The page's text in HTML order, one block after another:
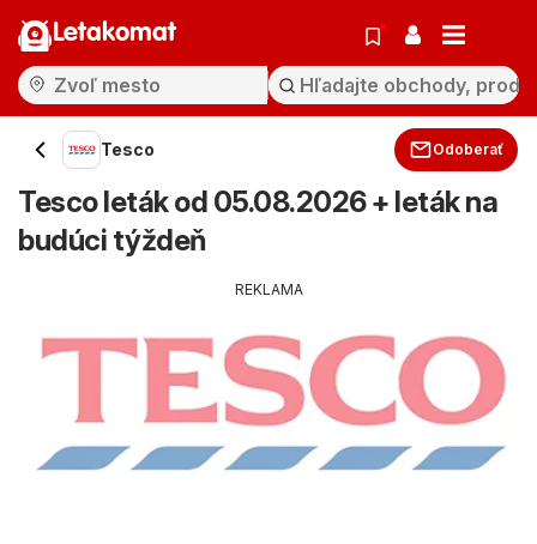
Letakomat
Tesco Odoberať
Tesco leták od 05.08.2026 + leták na
budúci týždeň
REKLAMA